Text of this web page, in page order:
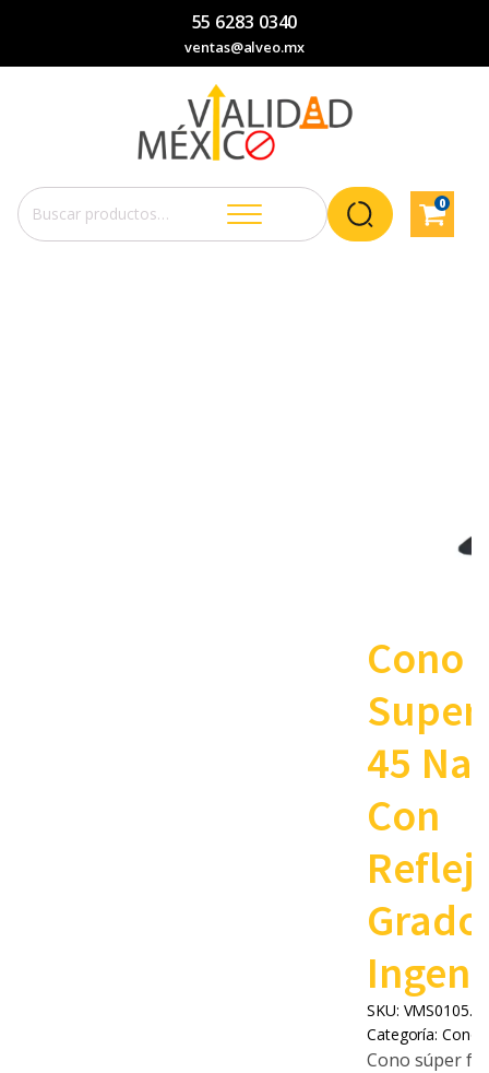
55 6283 0340
ventas@alveo.mx
Buscar
por:
0
Cono
45
Con
Grado
SKU:
Categoría:
Cono súper